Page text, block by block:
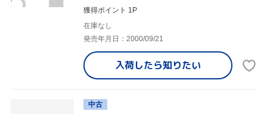
獲得ポイント 1P
在庫なし
発売年月日：2000/09/21
入荷したら知りたい
中古